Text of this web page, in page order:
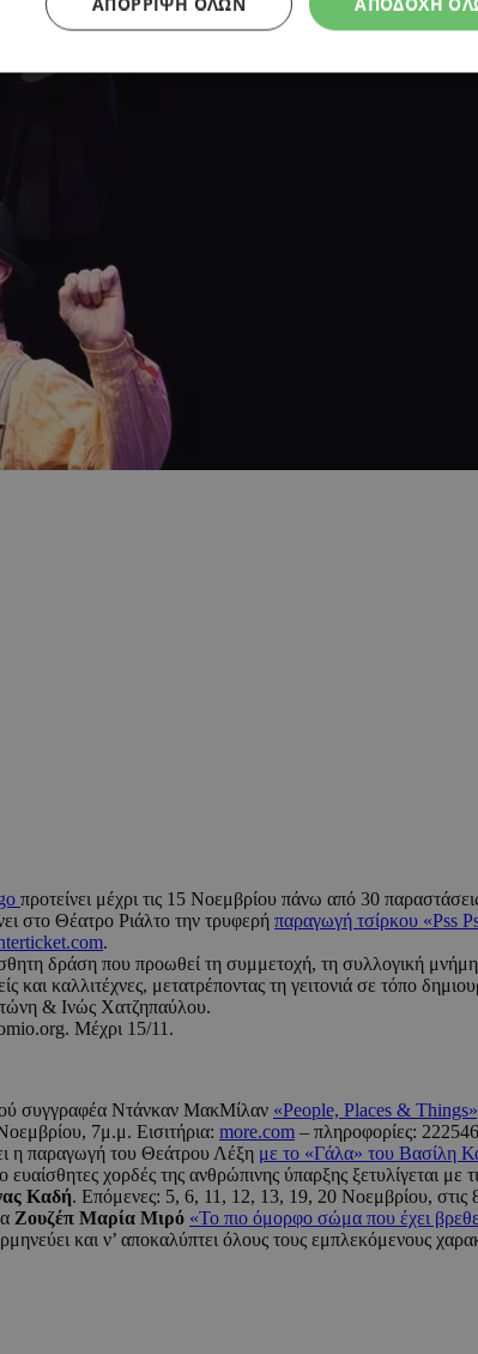
προτείνει μέχρι τις 15 Νοεμβρίου πάνω από 30
στο Θέατρο Ριάλτο την τρυφερή παραγωγή τσίρκου «Pss
.
δράση που προωθεί τη συμμετοχή, τη συλλογική
και καλλιτέχνες, μετατρέποντας τη γειτονιά σε τόπο
& Ινώς Χατζηπαύλου.
Μέχρι 15/11.
συγγραφέα Ντάνκαν ΜακΜίλαν «People, Places &
7μ.μ. Εισιτήρια: more.com – πληροφορίες:
η παραγωγή του Θεάτρου Λέξη με το «Γάλα» του Βασίλη
χορδές της ανθρώπινης ύπαρξης ξετυλίγεται με
Καδή. Επόμενες: 5, 6, 11, 12, 13, 19, 20 Νοεμβρίου, στις
Ζουζέπ Μαρία Μιρό «Το πιο όμορφο σώμα που έχει
και ν’ αποκαλύπτει όλους τους εμπλεκόμενους